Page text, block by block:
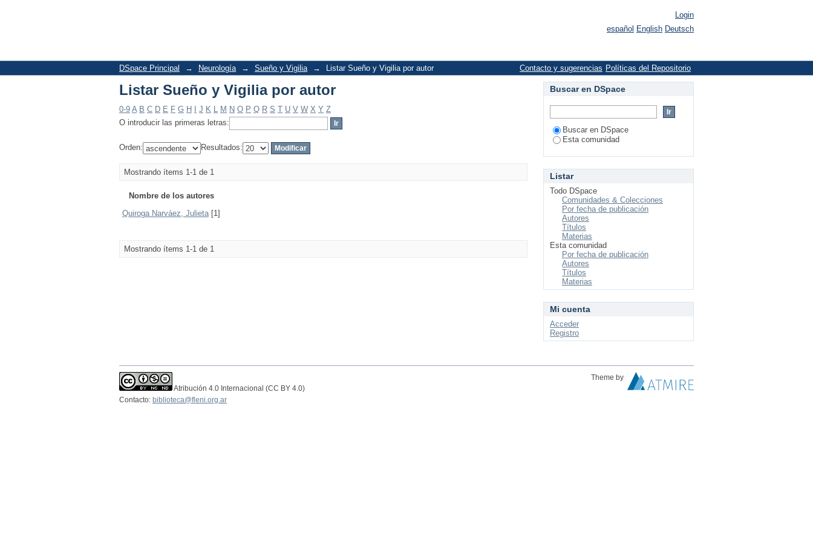
Login
español English Deutsch
DSpace Principal → Neurología → Sueño y Vigilia → Listar Sueño y Vigilia por autor Políticas del Repositorio
Contacto y sugerencias
Listar Sueño y Vigilia por autor
0-9 A B C D E F G H J K L M N O P Q R S T U V W X Y Z
O introducir las primeras letras:
Orden: Resultados:
Mostrando ítems 1-1 de 1
Nombre de los autores
Quiroga Narváez, Julieta[1]
Mostrando ítems 1-1 de 1
Buscar en DSpace
Buscar en DSpace
Esta comunidad
Listar
Todo DSpace
Comunidades & Colecciones
Por fecha de publicación
Autores
Títulos
Materias
Esta comunidad
Por fecha de publicación
Autores
Títulos
Materias
Mi cuenta
Acceder
Registro
Atribución 4.0 Internacional (CC BY 4.0)
Theme by
Contacto: biblioteca@fleni.org.ar